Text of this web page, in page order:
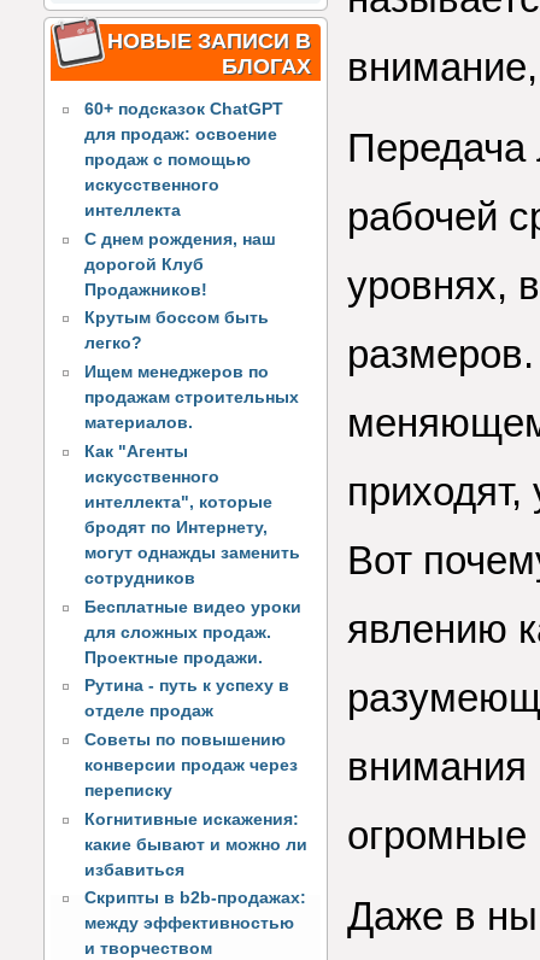
НОВЫЕ ЗАПИСИ В
БЛОГАХ
60+ подсказок ChatGPT
для продаж: освоение
продаж с помощью
искусственного
интеллекта
С днем рождения, наш
дорогой Клуб
Продажников!
Крутым боссом быть
легко?
Ищем менеджеров по
продажам строительных
материалов.
Как "Агенты
искусственного
интеллекта", которые
бродят по Интернету,
могут однажды заменить
сотрудников
Бесплатные видео уроки
для сложных продаж.
Проектные продажи.
Рутина - путь к успеху в
отделе продаж
Советы по повышению
конверсии продаж через
переписку
Когнитивные искажения:
какие бывают и можно ли
избавиться
Скрипты в b2b-продажах:
между эффективностью
и творчеством
Передача
рабочей
уровнях,
Вот
явлению
внимания
огромные
Даже в